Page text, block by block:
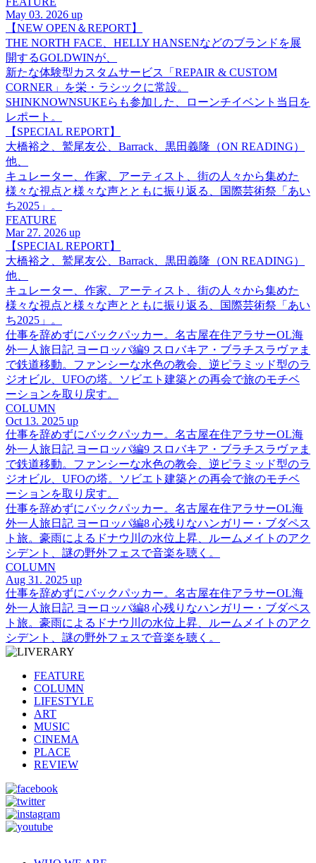
May 03. 2026 up
【NEW OPEN＆REPORT】
THE NORTH FACE、HELLY HANSENなどのブランドを展
開するGOLDWINが、
新たな体験型カスタムサービス「REPAIR & CUSTOM
CORNER」を栄・ラシックに常設。
SHINKNOWNSUKEらも参加した、ローンチイベント当日を
レポート。
【SPECIAL REPORT】
大橋裕之、鷲尾友公、Barrack、黒田義隆（ON READING）
他、
キュレーター、作家、アーティスト、街の人々から集めた
様々な視点と様々な声とともに振り返る、国際芸術祭「あい
ち2025」。
FEATURE
Mar 27. 2026 up
【SPECIAL REPORT】
大橋裕之、鷲尾友公、Barrack、黒田義隆（ON READING）
他、
キュレーター、作家、アーティスト、街の人々から集めた
様々な視点と様々な声とともに振り返る、国際芸術祭「あい
ち2025」。
仕事を辞めずにバックパッカー。名古屋在住アラサーOL海
外一人旅日記 ヨーロッパ編9 スロバキア・ブラチスラヴァま
で鉄道移動。ファンシーな水色の教会、逆ピラミッド型のラ
ジオビル、UFOの塔。ソビエト建築との再会で旅のモチベ
ーションを取り戻す。
COLUMN
Oct 13. 2025 up
仕事を辞めずにバックパッカー。名古屋在住アラサーOL海
外一人旅日記 ヨーロッパ編9 スロバキア・ブラチスラヴァま
で鉄道移動。ファンシーな水色の教会、逆ピラミッド型のラ
ジオビル、UFOの塔。ソビエト建築との再会で旅のモチベ
ーションを取り戻す。
仕事を辞めずにバックパッカー。名古屋在住アラサーOL海
外一人旅日記 ヨーロッパ編8 心残りなハンガリー・ブダペス
ト旅。豪雨によるドナウ川の水位上昇、ルームメイトのアク
シデント、謎の野外フェスで音楽を聴く。
COLUMN
Aug 31. 2025 up
仕事を辞めずにバックパッカー。名古屋在住アラサーOL海
外一人旅日記 ヨーロッパ編8 心残りなハンガリー・ブダペス
ト旅。豪雨によるドナウ川の水位上昇、ルームメイトのアク
シデント、謎の野外フェスで音楽を聴く。
FEATURE
COLUMN
LIFESTYLE
ART
MUSIC
CINEMA
PLACE
REVIEW